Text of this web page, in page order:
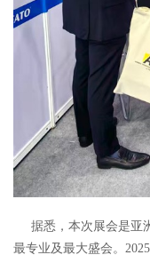
据悉，本次展会是亚
最专业及最大盛会。